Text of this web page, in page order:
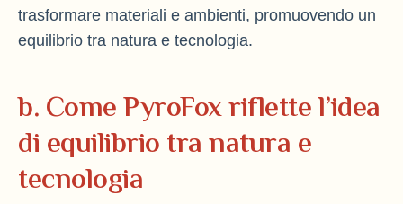
trasformare materiali e ambienti, promuovendo un
equilibrio tra natura e tecnologia.
b. Come PyroFox riflette l’idea
di equilibrio tra natura e
tecnologia